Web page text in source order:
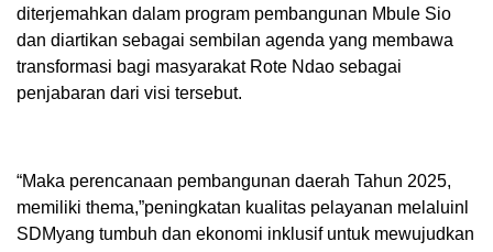
diterjemahkan dalam program pembangunan Mbule Sio
dan diartikan sebagai sembilan agenda yang membawa
transformasi bagi masyarakat Rote Ndao sebagai
penjabaran dari visi tersebut.
“Maka perencanaan pembangunan daerah Tahun 2025,
memiliki thema,”peningkatan kualitas pelayanan melaluinl
SDMyang tumbuh dan ekonomi inklusif untuk mewujudkan